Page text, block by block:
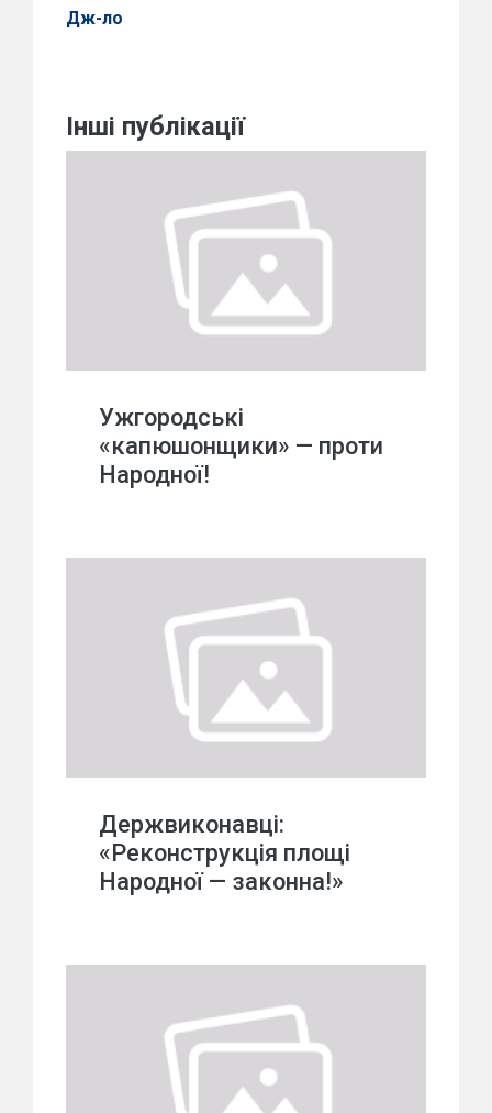
Дж-ло
Інші публікації
Ужгородські
«капюшонщики» — проти
Народної!
Держвиконавці:
«Реконструкція площі
Народної — законна!»